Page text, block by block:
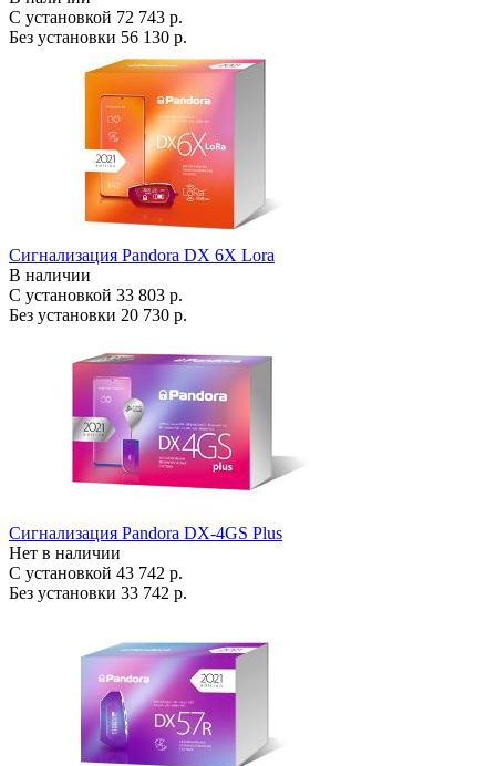
С установкой 72 743 р.
Без установки 56 130 р.
Сигнализация Pandora DX 6X Lora
В наличии
С установкой 33 803 р.
Без установки 20 730 р.
Сигнализация Pandora DX-4GS Plus
Нет в наличии
С установкой 43 742 р.
Без установки 33 742 р.